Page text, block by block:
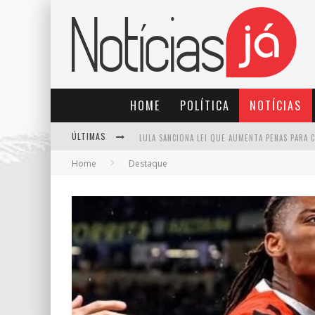
HOME POLÍTICA NOTÍCIAS
ÚLTIMAS
Home Destaque